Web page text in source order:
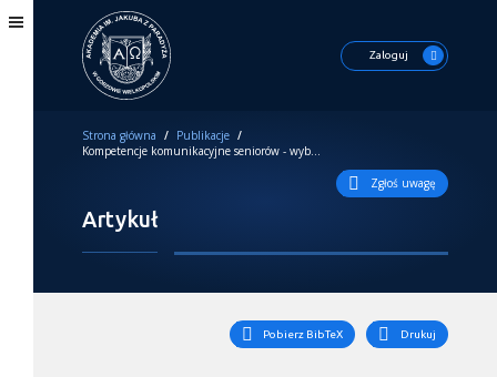
Zaloguj
Strona główna / Publikacje /
Kompetencje komunikacyjne seniorów - wybrane wątki
Zgłoś uwagę
Artykuł
Pobierz BibTeX Drukuj